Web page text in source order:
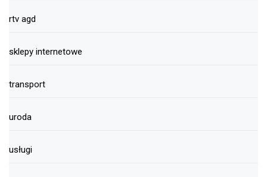
rtv agd
sklepy internetowe
transport
uroda
usługi